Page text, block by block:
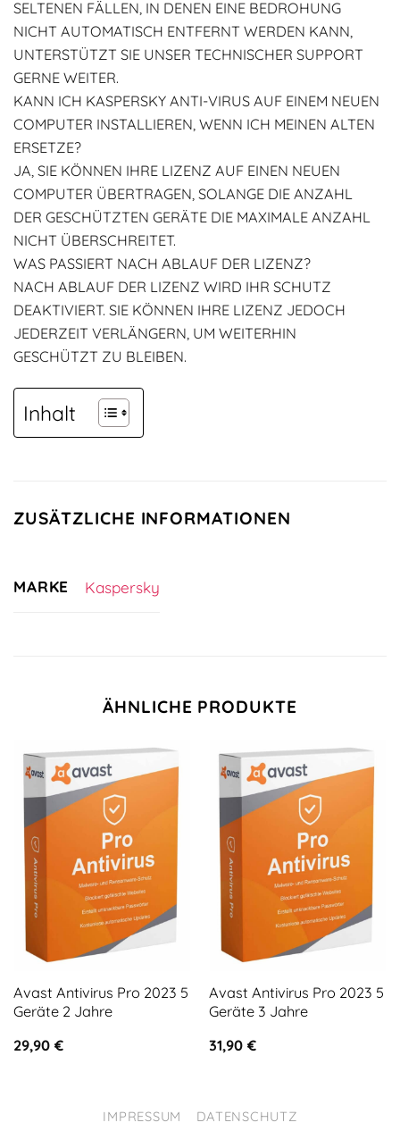
SELTENEN FÄLLEN, IN DENEN EINE BEDROHUNG
NICHT AUTOMATISCH ENTFERNT WERDEN KANN,
UNTERSTÜTZT SIE UNSER TECHNISCHER SUPPORT
GERNE WEITER.
KANN ICH KASPERSKY ANTI-VIRUS AUF EINEM NEUEN
COMPUTER INSTALLIEREN, WENN ICH MEINEN ALTEN
ERSETZE?
JA, SIE KÖNNEN IHRE LIZENZ AUF EINEN NEUEN
COMPUTER ÜBERTRAGEN, SOLANGE DIE ANZAHL
DER GESCHÜTZTEN GERÄTE DIE MAXIMALE ANZAHL
NICHT ÜBERSCHREITET.
WAS PASSIERT NACH ABLAUF DER LIZENZ?
NACH ABLAUF DER LIZENZ WIRD IHR SCHUTZ
DEAKTIVIERT. SIE KÖNNEN IHRE LIZENZ JEDOCH
JEDERZEIT VERLÄNGERN, UM WEITERHIN
GESCHÜTZT ZU BLEIBEN.
Inhalt
ZUSÄTZLICHE INFORMATIONEN
MARKE Kaspersky
ÄHNLICHE PRODUKTE
Avast Antivirus Pro 2023 5
Geräte 2 Jahre
29,90 €
Avast Antivirus Pro 2023 5
Geräte 3 Jahre
31,90 €
IMPRESSUM DATENSCHUTZ